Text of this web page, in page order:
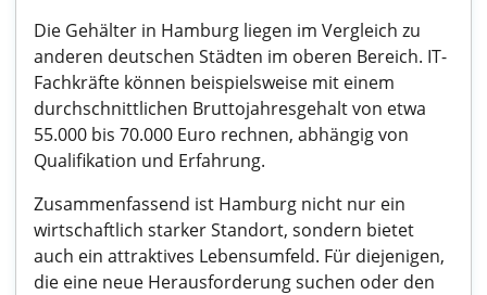
Die Gehälter in Hamburg liegen im Vergleich zu
anderen deutschen Städten im oberen Bereich. IT-
Fachkräfte können beispielsweise mit einem
durchschnittlichen Bruttojahresgehalt von etwa
55.000 bis 70.000 Euro rechnen, abhängig von
Qualifikation und Erfahrung.
Zusammenfassend ist Hamburg nicht nur ein
wirtschaftlich starker Standort, sondern bietet
auch ein attraktives Lebensumfeld. Für diejenigen,
die eine neue Herausforderung suchen oder den